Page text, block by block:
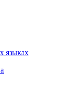
языках